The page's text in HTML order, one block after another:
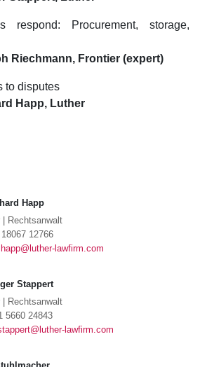
respond: Procurement, storage,
Riechmann, Frontier (expert)
to disputes
Happ, Luther
Happ
Rechtsanwalt
12766
lawfirm.com
Stappert
Rechtsanwalt
5660 24843
lawfirm.com